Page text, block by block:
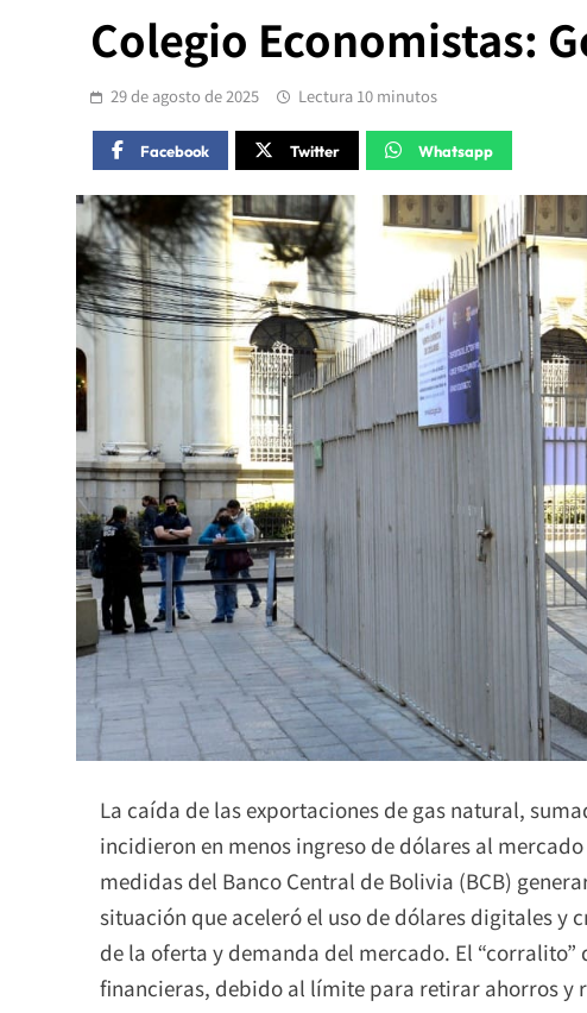
Colegio Economistas:
29 de agosto de 2025 Lectura 10 minutos
Facebook Twitter Whatsapp
La caída de las exportaciones de gas natural,
incidieron en menos ingreso de dólares al
medidas del Banco Central de Bolivia (BCB)
situación que aceleró el uso de dólares digitales y
de la oferta y demanda del mercado. El
financieras, debido al límite para retirar ahorros y